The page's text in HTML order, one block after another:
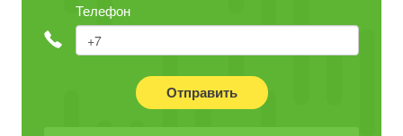
Телефон
Отправить